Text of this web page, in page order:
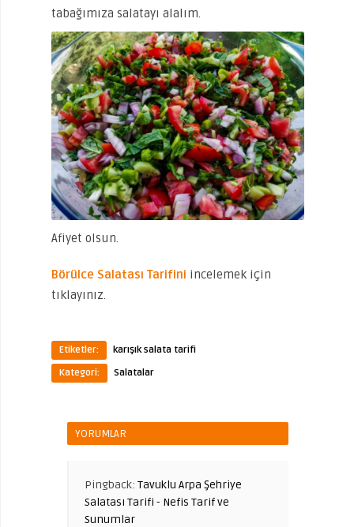
tabağımıza salatayı alalım.
Afiyet olsun.
Börülce Salatası Tarifini incelemek için
tıklayınız.
Etiketler:
karışık salata tarifi
Kategori:
Salatalar
YORUMLAR
Pingback: Tavuklu Arpa Şehriye
Salatası Tarifi - Nefis Tarif ve
Sunumlar